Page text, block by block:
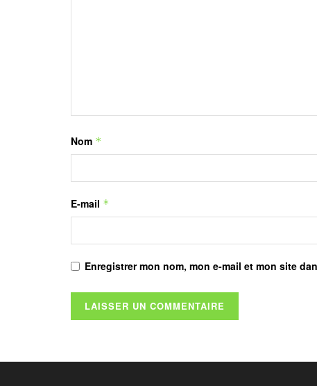
Nom *
E-mail *
Enregistrer mon nom, mon e-mail et mon site